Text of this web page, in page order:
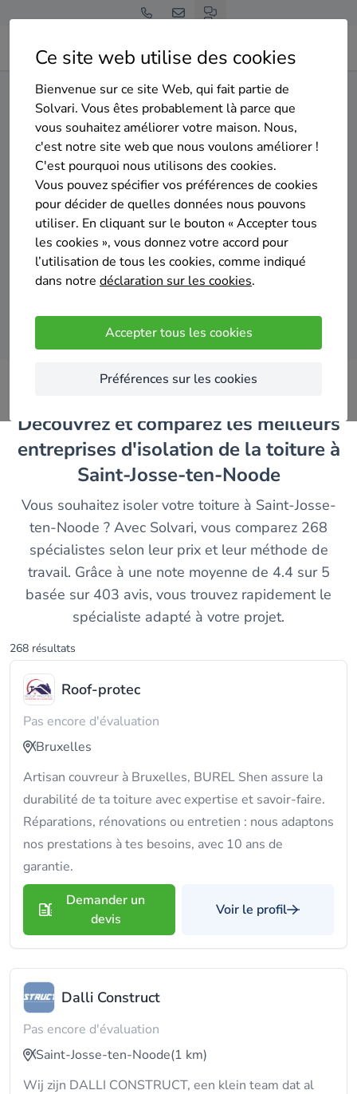
Ce site web utilise des cookies
Bienvenue sur ce site Web, qui fait partie de
Solvari. Vous êtes probablement là parce que
vous souhaitez améliorer votre maison. Nous,
c'est notre site web que nous voulons améliorer !
C'est pourquoi nous utilisons des cookies.
Vous pouvez spécifier vos préférences de cookies
pour décider de quelles données nous pouvons
utiliser. En cliquant sur le bouton « Accepter tous
les cookies », vous donnez votre accord pour
l’utilisation de tous les cookies, comme indiqué
dans notre déclaration sur les cookies.
Accepter tous les cookies
Préférences sur les cookies
Home Isolation de la toiture Bruxelles Saint-Josse-ten-Noode
Gratuit et sans engagement
Top 20 des entreprises
d'isolation de la toiture à
Saint-Josse-ten-Noode
Comparer des devis
Découvrez et comparez les meilleurs
entreprises d'isolation de la toiture à
Saint-Josse-ten-Noode
Vous souhaitez isoler votre toiture à Saint-Josse-
ten-Noode ? Avec Solvari, vous comparez 268
spécialistes selon leur prix et leur méthode de
travail. Grâce à une note moyenne de 4.4 sur 5
basée sur 403 avis, vous trouvez rapidement le
spécialiste adapté à votre projet.
268 résultats
Roof-protec
Pas encore d'évaluation
Bruxelles
Artisan couvreur à Bruxelles, BUREL Shen assure la
durabilité de ta toiture avec expertise et savoir-faire.
Réparations, rénovations ou entretien : nous adaptons
nos prestations à tes besoins, avec 10 ans de
garantie.
Demander un
devis
Voir le profil
Dalli Construct
Pas encore d'évaluation
Saint-Josse-ten-Noode(1 km)
Wij zijn DALLI CONSTRUCT, een klein team dat al